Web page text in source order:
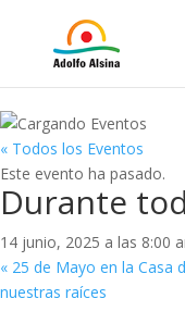
« Todos los Eventos
Este evento ha pasado.
Durante
14 junio, 2025 a las 8:00
« 25 de Mayo en la Casa
nuestras raíces